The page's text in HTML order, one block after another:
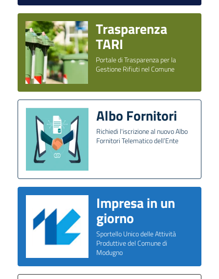
Trasparenza
TARI
Portale di Trasparenza per la
Gestione Rifiuti nel Comune
Albo Fornitori
Richiedi l'iscrizione al nuovo Albo
Fornitori Telematico dell’Ente
Impresa in un
giorno
Sportello Unico delle Attività
Produttive del Comune di
Modugno